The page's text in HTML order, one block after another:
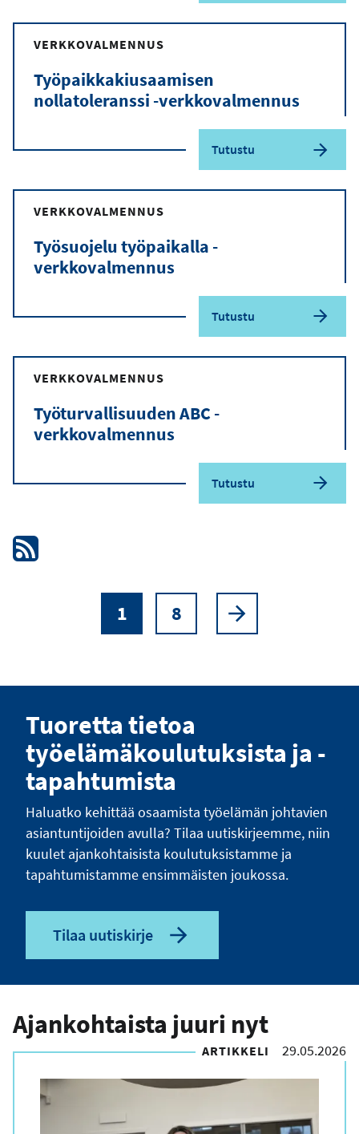
VERKKOVALMENNUS
Työpaikkakiusaamisen
nollatoleranssi -verkkovalmennus
Tutustu
VERKKOVALMENNUS
Työsuojelu työpaikalla -
verkkovalmennus
Tutustu
VERKKOVALMENNUS
Työturvallisuuden ABC -
verkkovalmennus
Tutustu
Nykyinen
1 Sivu
8
Seuraava
Tuoretta tietoa
työelämäkoulutuksista ja -
tapahtumista
Haluatko kehittää osaamista työelämän johtavien
asiantuntijoiden avulla? Tilaa uutiskirjeemme, niin
kuulet ajankohtaisista koulutuksistamme ja
tapahtumistamme ensimmäisten joukossa.
Tilaa uutiskirje
Ajankohtaista juuri nyt
ARTIKKELI 29.05.2026